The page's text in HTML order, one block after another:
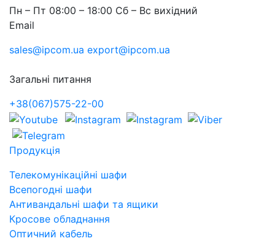
Пн – Пт 08:00 – 18:00 Сб – Вс вихідний
Email
sales@ipcom.ua export@ipcom.ua
Загальні питання
+38(067)575-22-00
Продукція
Телекомунікаційні шафи
Всепогодні шафи
Антивандальні шафи та ящики
Кросове обладнання
Оптичний кабель